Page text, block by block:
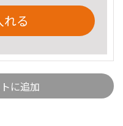
る
に追加